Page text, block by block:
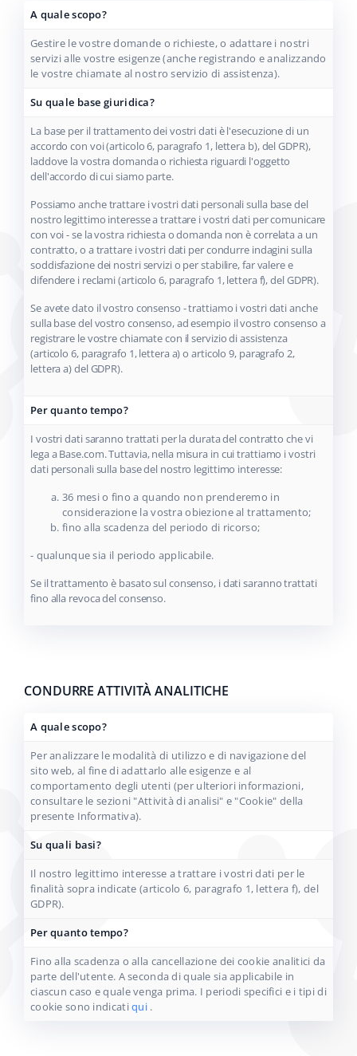
A quale scopo?
Gestire le vostre domande o richieste, o adattare i nostri
servizi alle vostre esigenze (anche registrando e analizzando
le vostre chiamate al nostro servizio di assistenza).
Su quale base giuridica?
La base per il trattamento dei vostri dati è l'esecuzione di un
accordo con voi (articolo 6, paragrafo 1, lettera b), del GDPR),
laddove la vostra domanda o richiesta riguardi l'oggetto
dell'accordo di cui siamo parte.
Possiamo anche trattare i vostri dati personali sulla base del
nostro legittimo interesse a trattare i vostri dati per comunicare
con voi - se la vostra richiesta o domanda non è correlata a un
contratto, o a trattare i vostri dati per condurre indagini sulla
soddisfazione dei nostri servizi o per stabilire, far valere e
difendere i reclami (articolo 6, paragrafo 1, lettera f), del GDPR).
Se avete dato il vostro consenso - trattiamo i vostri dati anche
sulla base del vostro consenso, ad esempio il vostro consenso a
registrare le vostre chiamate con il servizio di assistenza
(articolo 6, paragrafo 1, lettera a) o articolo 9, paragrafo 2,
lettera a) del GDPR).
Per quanto tempo?
I vostri dati saranno trattati per la durata del contratto che vi
lega a Base.com. Tuttavia, nella misura in cui trattiamo i vostri
dati personali sulla base del nostro legittimo interesse:
36 mesi o fino a quando non prenderemo in
considerazione la vostra obiezione al trattamento;
fino alla scadenza del periodo di ricorso;
- qualunque sia il periodo applicabile.
Se il trattamento è basato sul consenso, i dati saranno trattati
fino alla revoca del consenso.
CONDURRE ATTIVITÀ ANALITICHE
A quale scopo?
Per analizzare le modalità di utilizzo e di navigazione del
sito web, al fine di adattarlo alle esigenze e al
comportamento degli utenti (per ulteriori informazioni,
consultare le sezioni "Attività di analisi" e "Cookie" della
presente Informativa).
Su quali basi?
Il nostro legittimo interesse a trattare i vostri dati per le
finalità sopra indicate (articolo 6, paragrafo 1, lettera f), del
GDPR).
Per quanto tempo?
Fino alla scadenza o alla cancellazione dei cookie analitici da
parte dell'utente. A seconda di quale sia applicabile in
ciascun caso e quale venga prima. I periodi specifici e i tipi di
cookie sono indicatiqui.